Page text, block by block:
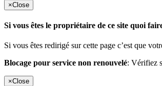
×Close
Si vous êtes le propriétaire de ce site quoi
Si vous êtes redirigé sur cette page c’est que
Blocage pour service non renouvelé: Vérifiez
×Close